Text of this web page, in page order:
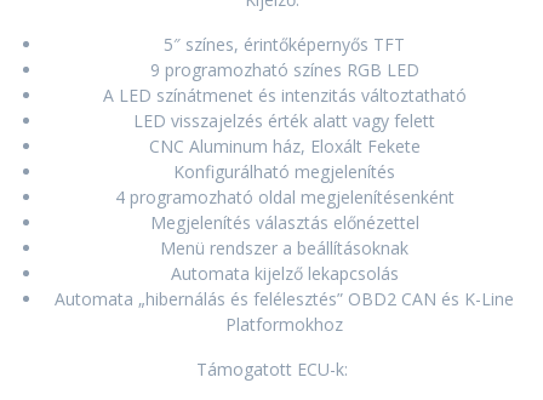
5″ színes, érintőképernyős TFT
9 programozható színes RGB LED
A LED színátmenet és intenzitás változtatható
LED visszajelzés érték alatt vagy felett
CNC Aluminum ház, Eloxált Fekete
Konfigurálható megjelenítés
4 programozható oldal megjelenítésenként
Megjelenítés választás előnézettel
Menü rendszer a beállításoknak
Automata kijelző lekapcsolás
Automata „hibernálás és felélesztés” OBD2 CAN és K-Line
Platformokhoz
Támogatott ECU-k: